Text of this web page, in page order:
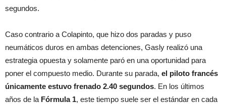
segundos.
Caso contrario a Colapinto, que hizo dos paradas y puso
neumáticos duros en ambas detenciones, Gasly realizó una
estrategia opuesta y solamente paró en una oportunidad para
poner el compuesto medio. Durante su parada, el piloto francés
únicamente estuvo frenado 2.40 segundos. En los últimos
años de la Fórmula 1, este tiempo suele ser el estándar en cada